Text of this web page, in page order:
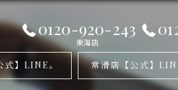
0120-920-243
東海店
式】LINE。 常滑店【公式】